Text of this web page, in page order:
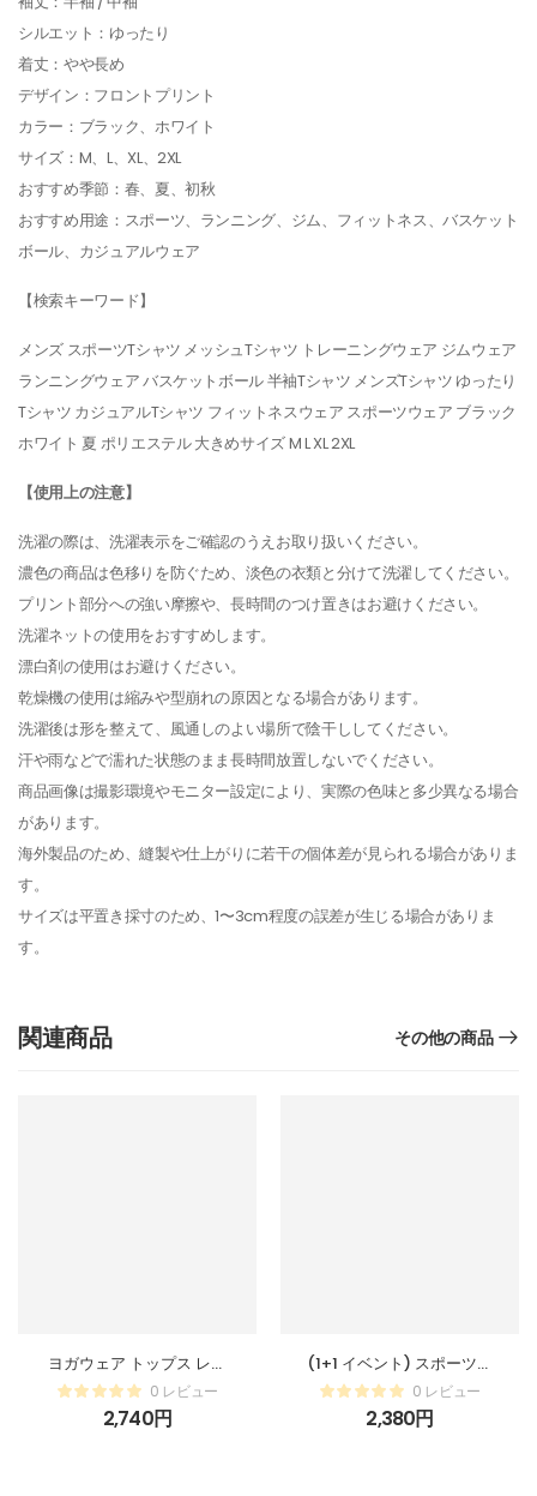
シルエット：ゆったり
着丈：やや長め
デザイン：フロントプリント
カラー：ブラック、ホワイト
サイズ：M、L、XL、2XL
おすすめ季節：春、夏、初秋
おすすめ用途：スポーツ、ランニング、ジム、フィットネス、バスケット
ボール、カジュアルウェア
【検索キーワード】
メンズ スポーツTシャツ メッシュTシャツ トレーニングウェア ジムウェア
ランニングウェア バスケットボール 半袖Tシャツ メンズTシャツ ゆったり
Tシャツ カジュアルTシャツ フィットネスウェア スポーツウェア ブラック
ホワイト 夏 ポリエステル 大きめサイズ M L XL 2XL
【使用上の注意】
洗濯の際は、洗濯表示をご確認のうえお取り扱いください。
濃色の商品は色移りを防ぐため、淡色の衣類と分けて洗濯してください。
プリント部分への強い摩擦や、長時間のつけ置きはお避けください。
洗濯ネットの使用をおすすめします。
漂白剤の使用はお避けください。
乾燥機の使用は縮みや型崩れの原因となる場合があります。
洗濯後は形を整えて、風通しのよい場所で陰干ししてください。
汗や雨などで濡れた状態のまま長時間放置しないでください。
商品画像は撮影環境やモニター設定により、実際の色味と多少異なる場合
があります。
海外製品のため、縫製や仕上がりに若干の個体差が見られる場合がありま
す。
サイズは平置き採寸のため、1〜3cm程度の誤差が生じる場合がありま
す。
関連商品 その他の商品
ヨガウェア トップス レデ
ィース 半袖 ルーズフィッ
ト お尻が隠れる スポーツT
シャツ ロング丈 吸汗速乾
0 レビュー
2,740円
(1+1 イベント) スポーツポ
ロシャツ メンズ 半袖 ヘン
リーネック Tシャツ 新中式
デザイン トレーニングウェ
0 レビュー
2,380円